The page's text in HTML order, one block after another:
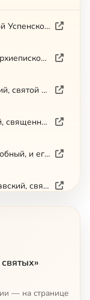
12 греков, строителей соборной Успенской церкви Киево-Печерской
Августин, священномученик, архиепископ Калужский и Боровский
Аверкий, епископ Иерапольский, святой равноапостольный
Авив Некресский, Кахетинский, священномученик
Авраамий Чухломский, преподобный, и его святые обители
Агафангел, митрополит Ярославский, святитель-исповедник
— на странице